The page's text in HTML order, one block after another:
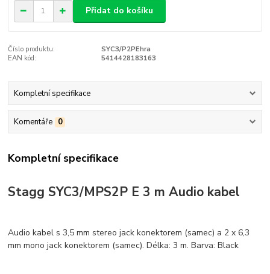
Přidat do košíku
Číslo produktu:
SYC3/P2PEhra
EAN kód:
5414428183163
Kompletní specifikace
Komentáře 0
Kompletní specifikace
Stagg SYC3/MPS2P E 3 m Audio kabel
Audio kabel s 3,5 mm stereo jack konektorem (samec) a 2 x 6,3
mm mono jack konektorem (samec). Délka: 3 m. Barva: Black